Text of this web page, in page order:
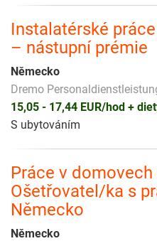
Instalatérské
– nástupní prémie
Německo
Dremo
15,05 - 17,44 EUR/hod +
S ubytováním
Práce v
Ošetřovatel/ka s
Německo
Německo